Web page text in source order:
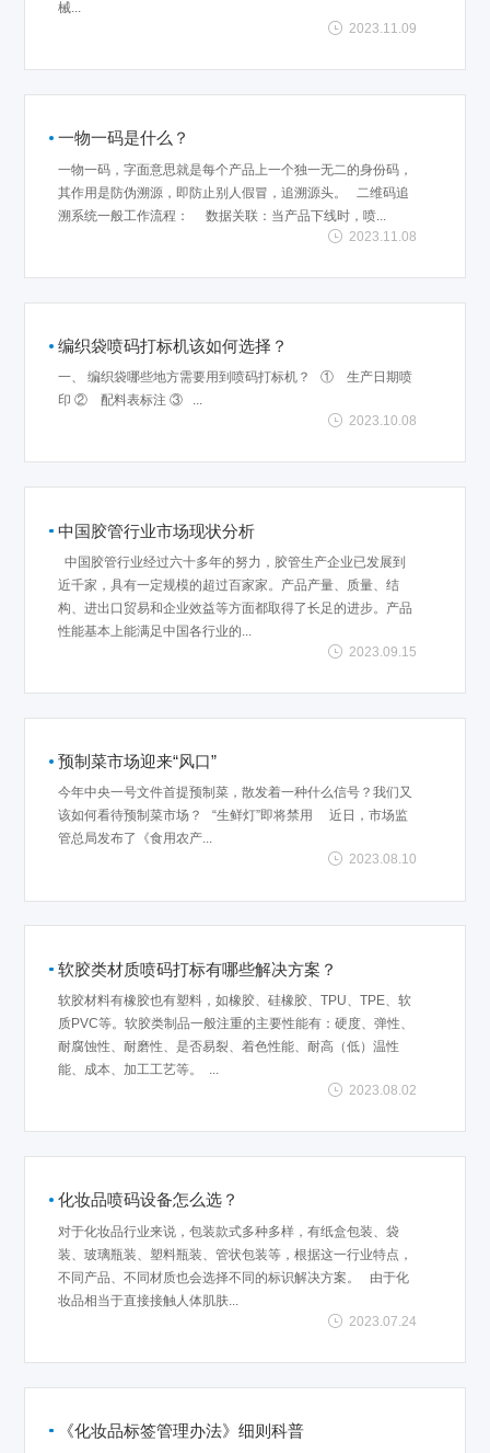
械...
2023.11.09
一物一码是什么？
一物一码，字面意思就是每个产品上一个独一无二的身份码，
其作用是防伪溯源，即防止别人假冒，追溯源头。 二维码追
溯系统一般工作流程： 数据关联：当产品下线时，喷...
2023.11.08
编织袋喷码打标机该如何选择？
一、 编织袋哪些地方需要用到喷码打标机？ ① 生产日期喷
印 ② 配料表标注 ③ ...
2023.10.08
中国胶管行业市场现状分析
中国胶管行业经过六十多年的努力，胶管生产企业已发展到
近千家，具有一定规模的超过百家家。产品产量、质量、结
构、进出口贸易和企业效益等方面都取得了长足的进步。产品
性能基本上能满足中国各行业的...
2023.09.15
预制菜市场迎来“风口”
今年中央一号文件首提预制菜，散发着一种什么信号？我们又
该如何看待预制菜市场？ “生鲜灯”即将禁用 近日，市场监
管总局发布了《食用农产...
2023.08.10
软胶类材质喷码打标有哪些解决方案？
软胶材料有橡胶也有塑料，如橡胶、硅橡胶、TPU、TPE、软
质PVC等。软胶类制品一般注重的主要性能有：硬度、弹性、
耐腐蚀性、耐磨性、是否易裂、着色性能、耐高（低）温性
能、成本、加工工艺等。 ...
2023.08.02
化妆品喷码设备怎么选？
对于化妆品行业来说，包装款式多种多样，有纸盒包装、袋
装、玻璃瓶装、塑料瓶装、管状包装等，根据这一行业特点，
不同产品、不同材质也会选择不同的标识解决方案。 由于化
妆品相当于直接接触人体肌肤...
2023.07.24
《化妆品标签管理办法》细则科普